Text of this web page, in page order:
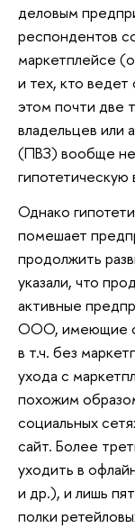
деловым
респондентов
маркетплейсе
и тех, кто
этом почти две
владельцев или
(ПВЗ) вообще
Однако
помешает
продолжить
указали, что
активные
ООО, имеющие
в т.ч. без
ухода с
похожим
социальных
сайт. Более
уходить в
и др.), и лишь
полки